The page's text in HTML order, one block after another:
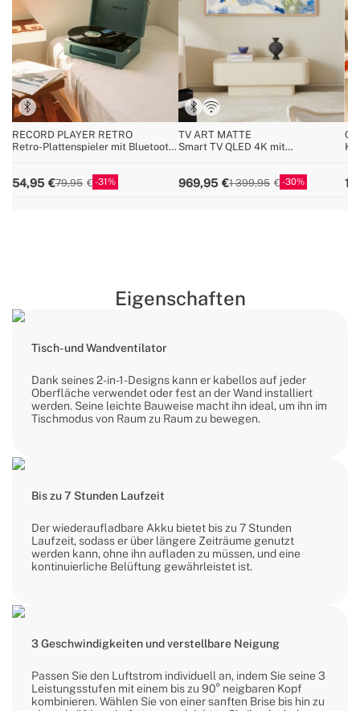
RECORD PLAYER RETRO
Retro-Plattenspieler mit Bluetooth,
54,95 79,95 31
TV ART MATTE
Smart TV QLED 4K mit
969,95 1 399,95 30
Eigenschaften
Tisch- und Wandventilator
Dank seines 2-in-1-Designs kann er kabellos auf jeder
Oberfläche verwendet oder fest an der Wand installiert
werden. Seine leichte Bauweise macht ihn ideal, um ihn im
Tischmodus von Raum zu Raum zu bewegen.
Bis zu 7 Stunden Laufzeit
Der wiederaufladbare Akku bietet bis zu 7 Stunden
Laufzeit, sodass er über längere Zeiträume genutzt
werden kann, ohne ihn aufladen zu müssen, und eine
kontinuierliche Belüftung gewährleistet ist.
3 Geschwindigkeiten und verstellbare Neigung
Passen Sie den Luftstrom individuell an, indem Sie seine 3
Leistungsstufen mit einem bis zu 90° neigbaren Kopf
kombinieren. Wählen Sie von einer sanften Brise bis hin zu